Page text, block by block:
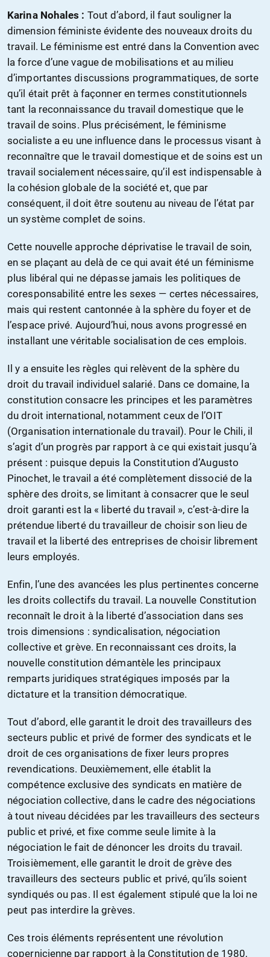
Karina Nohales : Tout d’abord, il faut souligner la
dimension féministe évidente des nouveaux droits du
travail. Le féminisme est entré dans la Convention avec
la force d’une vague de mobilisations et au milieu
d’importantes discussions programmatiques, de sorte
qu’il était prêt à façonner en termes constitutionnels
tant la reconnaissance du travail domestique que le
travail de soins. Plus précisément, le féminisme
socialiste a eu une influence dans le processus visant à
reconnaître que le travail domestique et de soins est un
travail socialement nécessaire, qu’il est indispensable à
la cohésion globale de la société et, que par
conséquent, il doit être soutenu au niveau de l’état par
un système complet de soins.
Cette nouvelle approche déprivatise le travail de soin,
en se plaçant au delà de ce qui avait été un féminisme
plus libéral qui ne dépasse jamais les politiques de
coresponsabilité entre les sexes — certes nécessaires,
mais qui restent cantonnée à la sphère du foyer et de
l’espace privé. Aujourd’hui, nous avons progressé en
installant une véritable socialisation de ces emplois.
Il y a ensuite les règles qui relèvent de la sphère du
droit du travail individuel salarié. Dans ce domaine, la
constitution consacre les principes et les paramètres
du droit international, notamment ceux de l’OIT
(Organisation internationale du travail). Pour le Chili, il
s’agit d’un progrès par rapport à ce qui existait jusqu’à
présent : puisque depuis la Constitution d’Augusto
Pinochet, le travail a été complètement dissocié de la
sphère des droits, se limitant à consacrer que le seul
droit garanti est la « liberté du travail », c’est-à-dire la
prétendue liberté du travailleur de choisir son lieu de
travail et la liberté des entreprises de choisir librement
leurs employés.
Enfin, l’une des avancées les plus pertinentes concerne
les droits collectifs du travail. La nouvelle Constitution
reconnaît le droit à la liberté d’association dans ses
trois dimensions : syndicalisation, négociation
collective et grève. En reconnaissant ces droits, la
nouvelle constitution démantèle les principaux
remparts juridiques stratégiques imposés par la
dictature et la transition démocratique.
Tout d’abord, elle garantit le droit des travailleurs des
secteurs public et privé de former des syndicats et le
droit de ces organisations de fixer leurs propres
revendications. Deuxièmement, elle établit la
compétence exclusive des syndicats en matière de
négociation collective, dans le cadre des négociations
à tout niveau décidées par les travailleurs des secteurs
public et privé, et fixe comme seule limite à la
négociation le fait de dénoncer les droits du travail.
Troisièmement, elle garantit le droit de grève des
travailleurs des secteurs public et privé, qu’ils soient
syndiqués ou pas. Il est également stipulé que la loi ne
peut pas interdire la grèves.
Ces trois éléments représentent une révolution
copernicienne par rapport à la Constitution de 1980,